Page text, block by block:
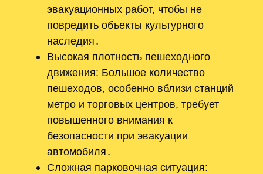
эвакуационных работ, чтобы не
повредить объекты культурного
наследия․
Высокая плотность пешеходного
движения: Большое количество
пешеходов, особенно вблизи станций
метро и торговых центров, требует
повышенного внимания к
безопасности при эвакуации
автомобиля․
Сложная парковочная ситуация: